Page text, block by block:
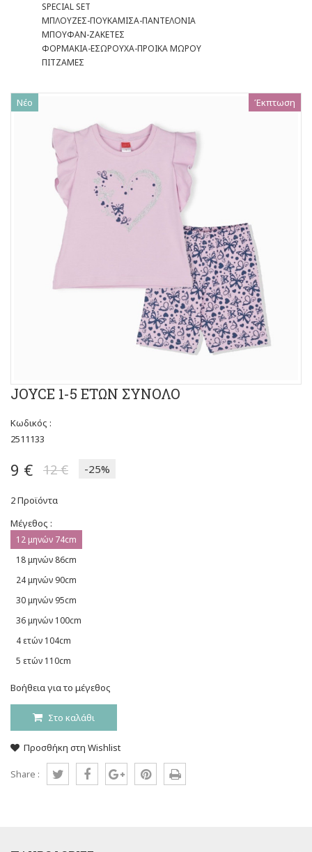
SPECIAL SET
ΜΠΛΟΥΖΕΣ-ΠΟΥΚΑΜΙΣΑ-ΠΑΝΤΕΛΟΝΙΑ
ΜΠΟΥΦΑΝ-ΖΑΚΕΤΕΣ
ΦΟΡΜΑΚΙΑ-ΕΣΩΡΟΥΧΑ-ΠΡΟΙΚΑ ΜΩΡΟΥ
ΠΙΤΖΑΜΕΣ
Νέο Έκπτωση
JOYCE 1-5 ΕΤΩΝ ΣΥΝΟΛΟ
Κωδικός :
2511133
9 € 12 € -25%
2Προϊόντα
Μέγεθος :
12 μηνών 74cm
18 μηνών 86cm
24 μηνών 90cm
30 μηνών 95cm
36 μηνών 100cm
4 ετών 104cm
5 ετών 110cm
Βοήθεια για το μέγεθος
Στο καλάθι
Προσθήκη στη Wishlist
Share :